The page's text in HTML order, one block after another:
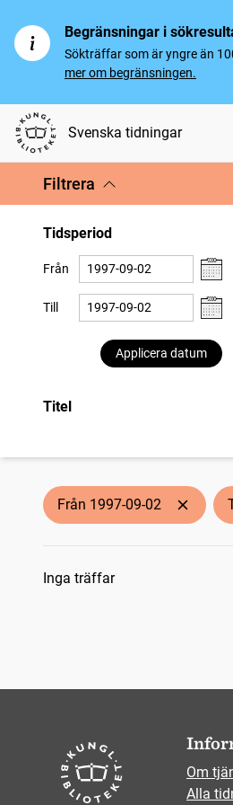
Begränsningar i
Sökträffar som är yngre än
mer om begränsningen.
Svenska tidningar
Filtrera
Tidsperiod
Från
Till
Applicera datum
Titel
Från 1997-09-02
Sökresultat
Inga träffar
Om
Alla